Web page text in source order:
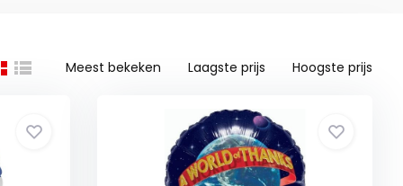
Meest bekeken Laagste prijs Hoogste prijs